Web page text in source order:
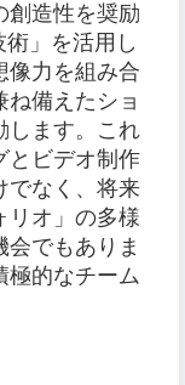
創造性を奨励
」を活用し
像力を組み合
備えたショ
します。これ
とビデオ制作
でなく、将来
リオ」の多様
でもありま
極的なチーム